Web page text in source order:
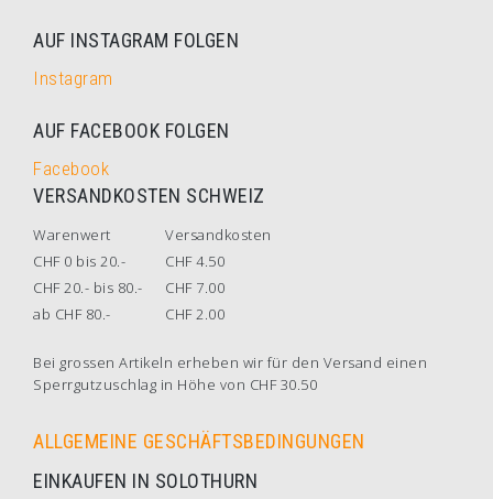
AUF INSTAGRAM FOLGEN
Instagram
AUF FACEBOOK FOLGEN
Facebook
VERSANDKOSTEN SCHWEIZ
Warenwert
Versandkosten
CHF 0 bis 20.-
CHF 4.50
CHF 20.- bis 80.-
CHF 7.00
ab CHF 80.-
CHF 2.00
Bei grossen Artikeln erheben wir für den Versand einen
Sperrgutzuschlag in Höhe von CHF 30.50
ALLGEMEINE GESCHÄFTSBEDINGUNGEN
EINKAUFEN IN SOLOTHURN